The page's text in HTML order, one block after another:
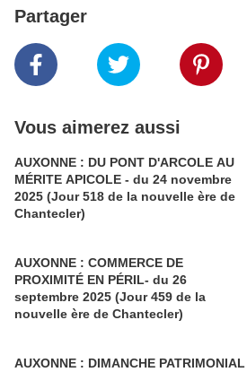
Partager
Vous aimerez aussi
AUXONNE : DU PONT D'ARCOLE AU
MÉRITE APICOLE - du 24 novembre
2025 (Jour 518 de la nouvelle ère de
Chantecler)
AUXONNE : COMMERCE DE
PROXIMITÉ EN PÉRIL- du 26
septembre 2025 (Jour 459 de la
nouvelle ère de Chantecler)
AUXONNE : DIMANCHE PATRIMONIAL